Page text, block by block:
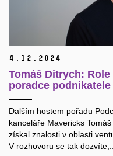
4. 12. 2024
Tomáš Ditrych:
poradce
Dalším hostem pořadu
kanceláře Mavericks
získal znalosti v oblasti
V rozhovoru se tak dozvíte,...